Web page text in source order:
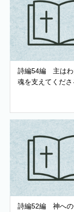
詩編54編 主はわ
魂を支えてくださ
詩編52編 神への